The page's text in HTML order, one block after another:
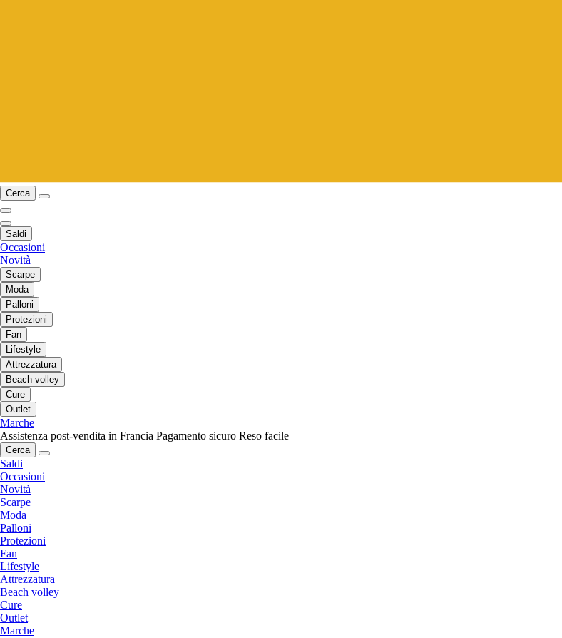
Cerca
Saldi
Occasioni
Novità
Scarpe
Moda
Palloni
Protezioni
Fan
Lifestyle
Attrezzatura
Beach volley
Cure
Outlet
Marche
Assistenza post-vendita in Francia Pagamento sicuro Reso facile
Cerca
Saldi
Occasioni
Novità
Scarpe
Moda
Palloni
Protezioni
Fan
Lifestyle
Attrezzatura
Beach volley
Cure
Outlet
Marche